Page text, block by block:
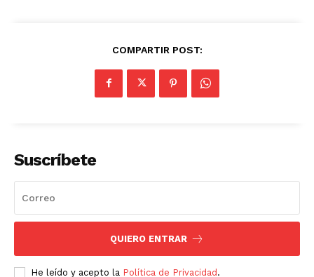
COMPARTIR POST:
Suscríbete
QUIERO ENTRAR
He leído y acepto la Política de Privacidad.